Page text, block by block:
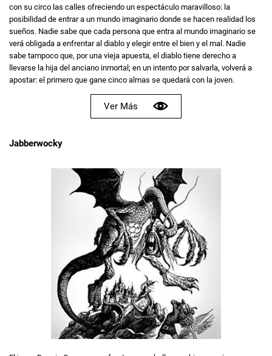
con su circo las calles ofreciendo un espectáculo maravilloso: la
posibilidad de entrar a un mundo imaginario donde se hacen realidad los
sueños. Nadie sabe que cada persona que entra al mundo imaginario se
verá obligada a enfrentar al diablo y elegir entre el bien y el mal. Nadie
sabe tampoco que, por una vieja apuesta, el diablo tiene derecho a
llevarse la hija del anciano inmortal; en un intento por salvarla, volverá a
apostar: el primero que gane cinco almas se quedará con la joven.
Ver Más
Jabberwocky